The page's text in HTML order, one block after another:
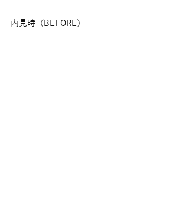
内見時（BEFORE）